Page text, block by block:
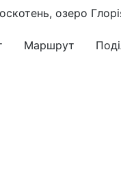
озеро
Маршрут